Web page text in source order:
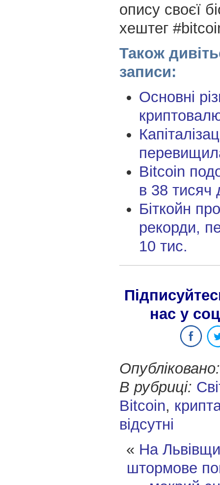
опису своєї
хештег
Також
записи:
Основні
Bitcoin
в 38 тисяч
Біткойн
рекорди,
10 тис.
нас у
Опубліковано:
В рубриці:
Bitcoin,
відсутні
« На
штормове